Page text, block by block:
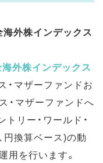
外株インデックス
外株インデックス
・マザーファンドお
・マザーファンドへ
リー・ワールド・
円換算ベース)の動
用を行います。